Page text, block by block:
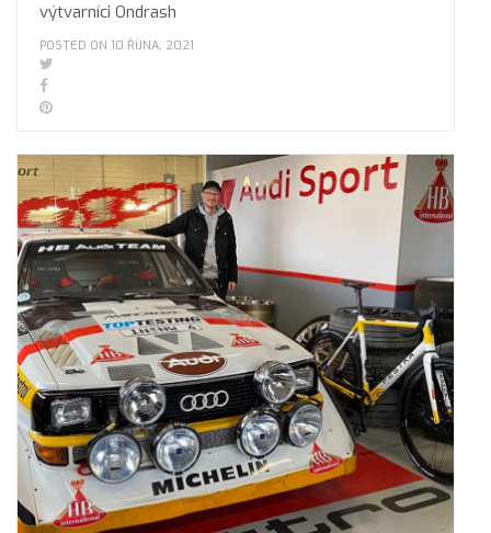
výtvarníci Ondrash
POSTED ON 10 ŘÍJNA, 2021